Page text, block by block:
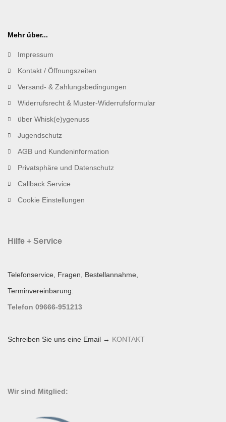
Mehr über...
Impressum
Kontakt / Öffnungszeiten
Versand- & Zahlungsbedingungen
Widerrufsrecht & Muster-Widerrufsformular
über Whisk(e)ygenuss
Jugendschutz
AGB und Kundeninformation
Privatsphäre und Datenschutz
Callback Service
Cookie Einstellungen
Hilfe + Service
Telefonservice, Fragen, Bestellannahme,
Terminvereinbarung:
Telefon 09666-951213
Schreiben Sie uns eine Email → KONTAKT
Wir sind Mitglied: